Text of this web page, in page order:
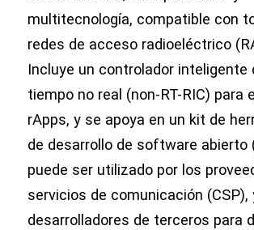
multitecnología, compatible con
redes de acceso radioeléctrico
Incluye un controlador inteligente
tiempo no real (non-RT-RIC) para
rApps, y se apoya en un kit de
de desarrollo de software abierto
puede ser utilizado por los
servicios de comunicación (CSP),
desarrolladores de terceros para